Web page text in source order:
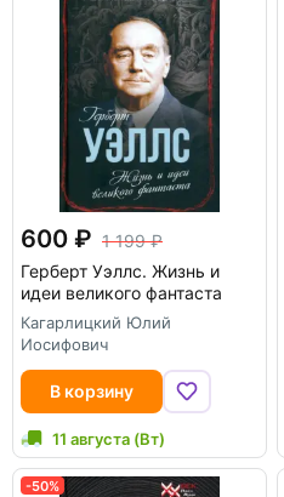
600
1 199
Герберт Уэллс. Жизнь и
идеи великого фантаста
Кагарлицкий Юлий
Иосифович
В корзину
11 августа (Вт)
-50%